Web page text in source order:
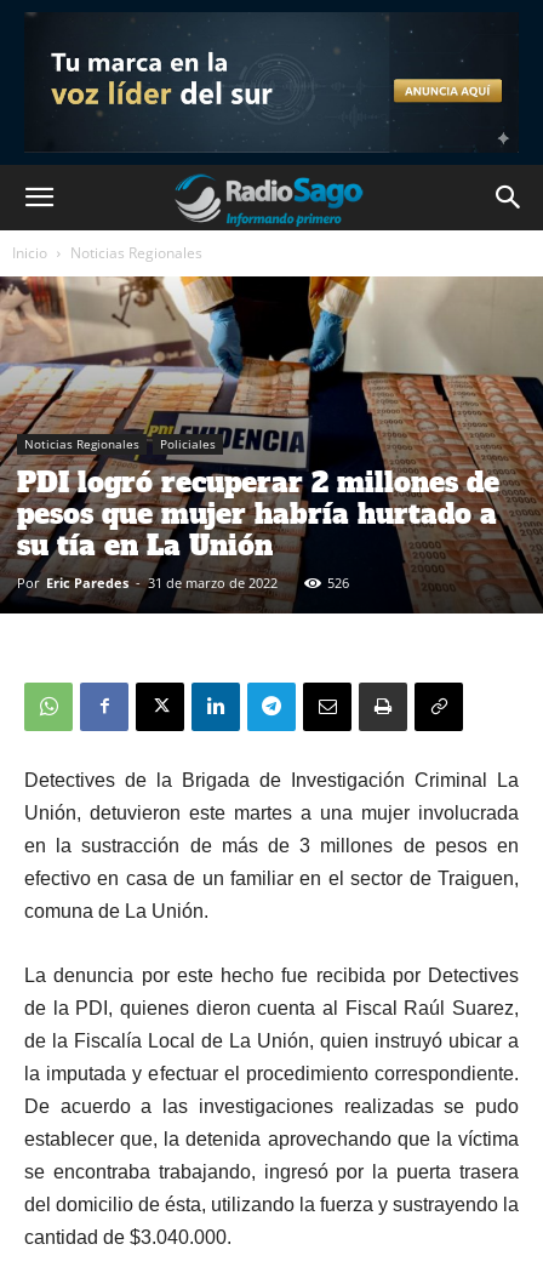
Inicio Noticias Regionales
Noticias Regionales Policiales
PDI logró recuperar 2 millones de
pesos que mujer habría hurtado a
su tía en La Unión
Por Eric Paredes - 31 de marzo de 2022 526
Detectives de la Brigada de Investigación Criminal La
Unión, detuvieron este martes a una mujer involucrada
en la sustracción de más de 3 millones de pesos en
efectivo en casa de un familiar en el sector de Traiguen,
comuna de La Unión.
La denuncia por este hecho fue recibida por Detectives
de la PDI, quienes dieron cuenta al Fiscal Raúl Suarez,
de la Fiscalía Local de La Unión, quien instruyó ubicar a
la imputada y efectuar el procedimiento correspondiente.
De acuerdo a las investigaciones realizadas se pudo
establecer que, la detenida aprovechando que la víctima
se encontraba trabajando, ingresó por la puerta trasera
del domicilio de ésta, utilizando la fuerza y sustrayendo la
cantidad de $3.040.000.